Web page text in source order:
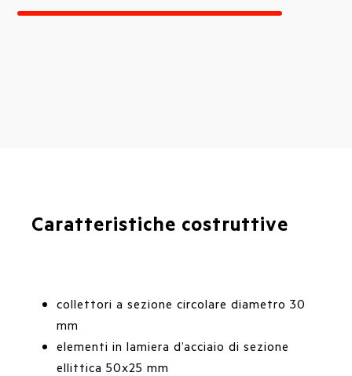
Caratteristiche costruttive
collettori a sezione circolare diametro 30
mm
elementi in lamiera d’acciaio di sezione
ellittica 50x25 mm